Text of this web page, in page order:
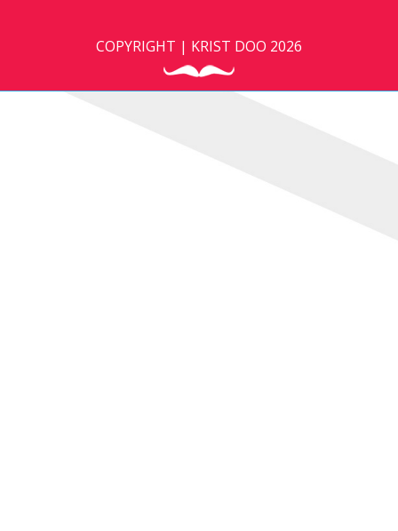
COPYRIGHT | KRIST DOO 2026